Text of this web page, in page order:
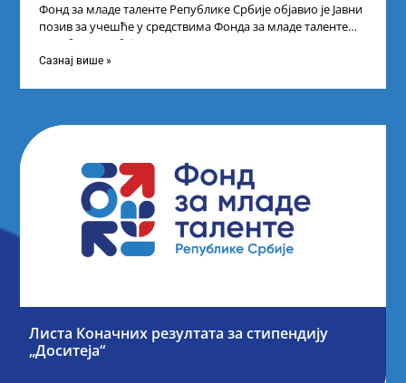
Фонд за младе таленте Републике Србије објавио је Јавни
позив за учешће у средствима Фонда за младе таленте
Републике Србије
Сазнај више »
Листа Коначних резултата за стипендију
„Доситеја“